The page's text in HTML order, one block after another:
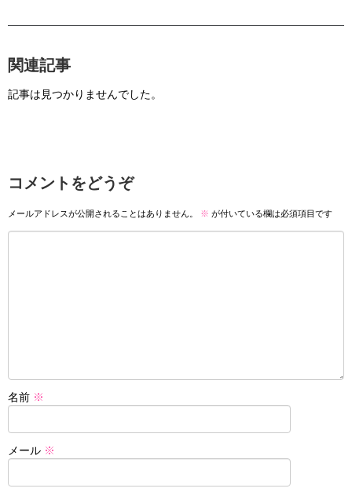
関連記事
記事は見つかりませんでした。
コメントをどうぞ
メールアドレスが公開されることはありません。 ※ が付いている欄は必須項目です
名前 ※
メール ※